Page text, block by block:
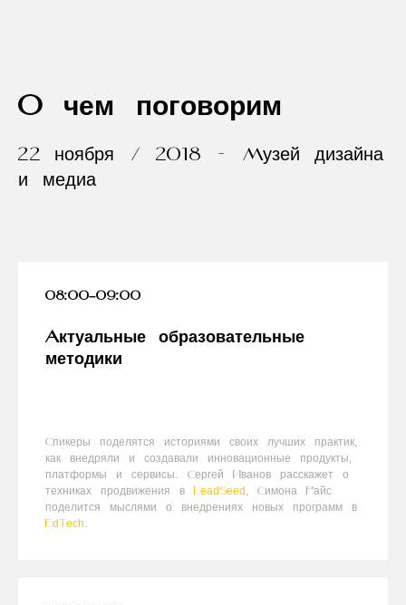
О чем поговорим
22 ноября / 2018 - Музей дизайна
и медиа
08:00–09:00
Актуальные образовательные
методики
Спикеры поделятся историями своих лучших практик,
как внедряли и создавали инновационные продукты,
платформы и сервисы. Сергей Иванов расскажет о
техниках продвижения в LeadSeed , Симона Райс
поделится мыслями о внедрениях новых программ в
EdTech.